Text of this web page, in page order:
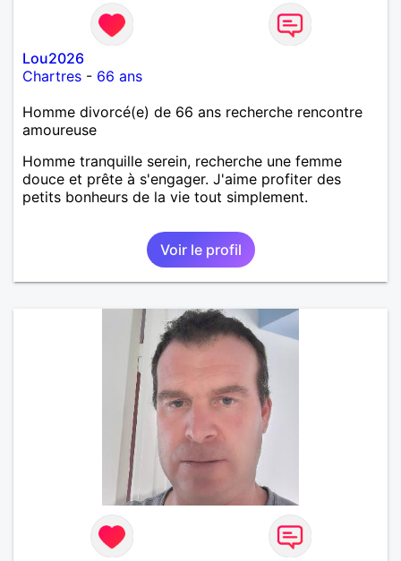
Lou2026
Chartres - 66 ans
Homme divorcé(e) de 66 ans recherche rencontre
amoureuse
Homme tranquille serein, recherche une femme
douce et prête à s'engager. J'aime profiter des
petits bonheurs de la vie tout simplement.
Voir le profil